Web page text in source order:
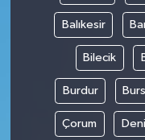
Balıkesir
Bilecik
Burdur
Çorum